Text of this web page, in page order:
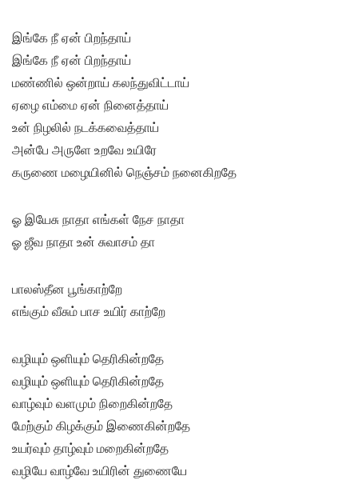
இங்கே நீ ஏன் பிறந்தாய்
இங்கே நீ ஏன் பிறந்தாய்
மண்ணில் ஒன்றாய் கலந்துவிட்டாய்
ஏழை எம்மை ஏன் நினைத்தாய்
உன் நிழலில் நடக்கவைத்தாய்
அன்பே அருளே உறவே உயிரே
கருணை மழையினில் நெஞ்சம் நனைகிறதே
ஓ இயேசு நாதா எங்கள் நேச நாதா
ஓ ஜீவ நாதா உன் சுவாசம் தா
பாலஸ்தீன பூங்காற்றே
எங்கும் வீசும் பாச உயிர் காற்றே
வழியும் ஒளியும் தெரிகின்றதே
வழியும் ஒளியும் தெரிகின்றதே
வாழ்வும் வளமும் நிறைகின்றதே
மேற்கும் கிழக்கும் இணைகின்றதே
உயர்வும் தாழ்வும் மறைகின்றதே
வழியே வாழ்வே உயிரின் துணையே